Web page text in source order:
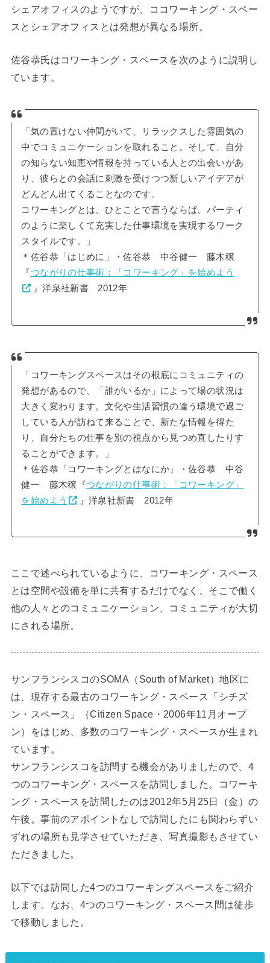
シェアオフィスのようですが、ココワーキング・スペー
スとシェアオフィスとは発想が異なる場所。
佐谷恭氏はコワーキング・スペースを次のように説明し
ています。
「気の置けない仲間がいて、リラックスした雰囲気の
中でコミュニケーションを取れること。そして、自分
の知らない知恵や情報を持っている人との出会いがあ
り、彼らとの会話に刺激を受けつつ新しいアイデアが
どんどん出てくることなのです。
コワーキングとは、ひとことで言うならば、パーティ
のように楽しくて充実した仕事環境を実現するワーク
スタイルです。」
＊佐谷恭「はじめに」・佐谷恭 中谷健一 藤木穣
『つながりの仕事術：「コワーキング」を始めよう
』洋泉社新書 2012年
「コワーキングスペースはその根底にコミュニティの
発想があるので、「誰がいるか」によって場の状況は
大きく変わります。文化や生活習慣の違う環境で過ご
している人が訪ねて来ることで、新たな情報を得た
り、自分たちの仕事を別の視点から見つめ直したりす
ることができます。」
＊佐谷恭「コワーキングとはなにか」・佐谷恭 中谷
健一 藤木穣『つながりの仕事術：「コワーキング」
を始めよう
』洋泉社新書 2012年
ここで述べられているように、コワーキング・スペース
とは空間や設備を単に共有するだけでなく、そこで働く
他の人々とのコミュニケーション、コミュニティが大切
にされる場所。
サンフランシスコのSOMA（South of Market）地区に
は、現存する最古のコワーキング・スペース「シチズ
ン・スペース」（Citizen Space・2006年11月オープ
ン）をはじめ、多数のコワーキング・スペースが生まれ
ています。
サンフランシスコを訪問する機会がありましたので、4
つのコワーキング・スペースを訪問しました。コワーキ
ング・スペースを訪問したのは2012年5月25日（金）の
午後。事前のアポイントなしで訪問したにも関わらずい
ずれの場所も見学させていただき、写真撮影もさせてい
ただきました。
以下では訪問した4つのコワーキングスペースをご紹介
します。なお、4つのコワーキング・スペース間は徒歩
で移動しました。